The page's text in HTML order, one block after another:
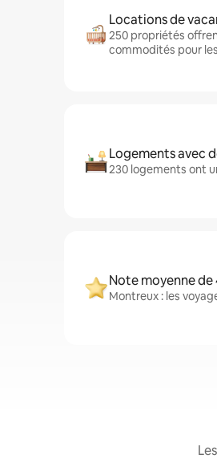
Locations de
250 propriétés
commodités pour
Logements avec
230 logements ont
Note moyenne de
Montreux : les